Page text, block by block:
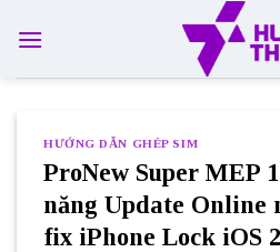
HƯỚNG DẪN GHÉP SIM
ProNew Super MEP
năng Update Online
fix iPhone Lock iOS